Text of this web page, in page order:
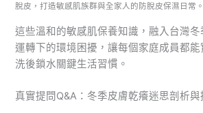
脫皮，打造敏感肌族群與全家人的防脫皮保濕日常。
這些溫和的敏感肌保養知識，融入台灣
運轉下的環境困擾，讓每個家庭成員都
洗後鎖水關鍵生活習慣。
真實提問Q&A：冬季皮膚乾癢迷思剖析與